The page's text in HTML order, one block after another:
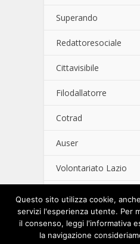
Superando
Redattoresociale
Cittavisibile
Filodallatorre
Cotrad
Auser
Volontariato Lazio
Copyright © 2018.
Questo sito utilizza cookie,
servizi l'esperienza utente. Per
il consenso, leggi l'informativa
la navigazione